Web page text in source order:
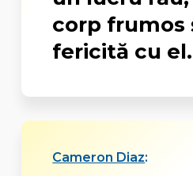
corp frumos
fericită cu el.
Cameron Diaz: